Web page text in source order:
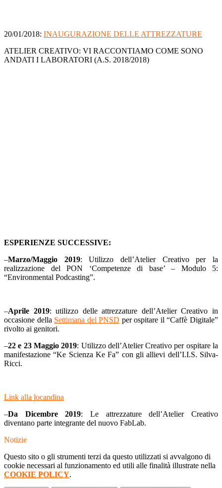
20/01/2018: INAUGURAZIONE DELLE ATTREZZATURE
ATELIER CREATIVO: VI RACCONTIAMO COME SONO
ANDATI I LABORATORI (A.S. 2018/2018)
ESPERIENZE SUCCESSIVE:
–Marzo/Maggio 2019: Utilizzo dell’Atelier Creativo per la
realizzazione del PON ‘Competenze di base’ – Modulo 5:
“Environmental Podcasting”.
–Aprile 2019: utilizzo delle attrezzature dell’Atelier Creativo in
occasione della Settimana del PNSD per ospitare il “Caffè Digitale”
rivolto ai genitori.
–22 e 23 Maggio 2019: Utilizzo dell’Atelier Creativo per ospitare la
manifestazione “Ke Scienza Ke Fa” con gli allievi dell’I.I.S. Silva-
Ricci.
Link alla locandina
–Da Dicembre 2019: Le attrezzature dell’Atelier Creativo
diventano parte integrante del nuovo FabLab.
Notizie
Questo sito o gli strumenti terzi da questo utilizzati si avvalgono di
cookie necessari al funzionamento ed utili alle finalità illustrate nella
COOKIE POLICY.